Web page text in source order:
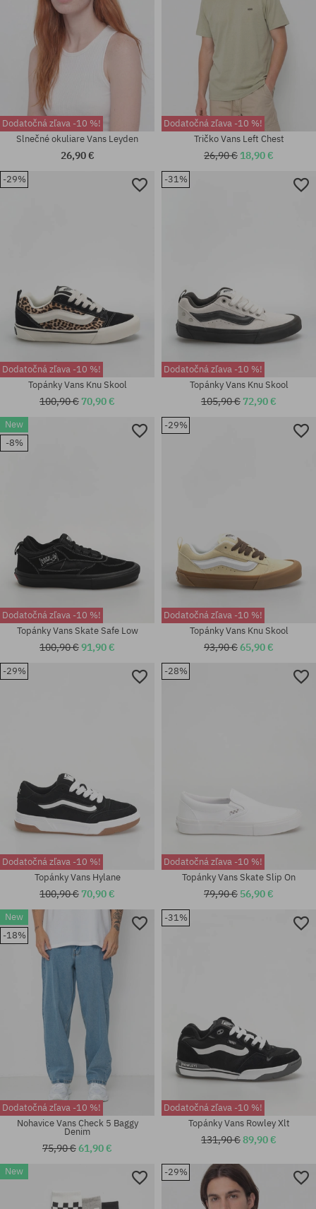
Dodatočná zľava -10 %!
Slnečné okuliare Vans Leyden
26,90 €
Dodatočná zľava -10 %!
Tričko Vans Left Chest
26,90 € 18,90 €
-29%
Dodatočná zľava -10 %!
Topánky Vans Knu Skool
100,90 € 70,90 €
-31%
Dodatočná zľava -10 %!
Topánky Vans Knu Skool
105,90 € 72,90 €
New
-8%
Dostupné veľkosti:
40.5; 41; 42; 42.5; 43; 44; 44.5;
45; 46; 47
Dodatočná zľava -10 %!
Topánky Vans Skate Safe Low
100,90 €91,90 €
-29%
Dodatočná zľava -10 %!
Topánky Vans Knu Skool
93,90 €65,90 €
-29%
Dodatočná zľava -10 %!
Topánky Vans Hylane
100,90 € 70,90 €
-28%
Dostupné veľkosti:
40; 40.5; 41; 42; 44; 45
Dodatočná zľava -10 %!
Topánky Vans Skate Slip On
79,90 € 56,90 €
New
-18%
Dodatočná zľava -10 %!
Nohavice Vans Check 5 Baggy
Denim
75,90 €61,90 €
-31%
Dodatočná zľava -10 %!
Topánky Vans Rowley Xlt
131,90 €89,90 €
New -29%